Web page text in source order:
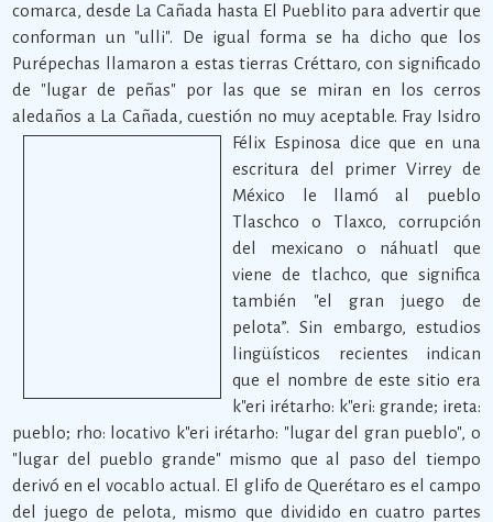
comarca, desde La Cañada hasta El Pueblito para advertir que
conforman un "ulli". De igual forma se ha dicho que los
Purépechas llamaron a estas tierras Créttaro, con significado
de "lugar de peñas" por las que se miran en los cerros
aledaños a La Cañada, cuestión no muy aceptable. Fray Isidro
Félix Espinosa dice que en una
escritura del primer Virrey de
México le llamó al pueblo
Tlaschco o Tlaxco, corrupción
del mexicano o náhuatl que
viene de tlachco, que significa
también "el gran juego de
pelota”. Sin embargo, estudios
lingüísticos recientes indican
que el nombre de este sitio era
k"eri irétarho: k"eri: grande; ireta:
pueblo; rho: locativo k"eri irétarho: "lugar del gran pueblo", o
"lugar del pueblo grande" mismo que al paso del tiempo
derivó en el vocablo actual. El glifo de Querétaro es el campo
del juego de pelota, mismo que dividido en cuatro partes